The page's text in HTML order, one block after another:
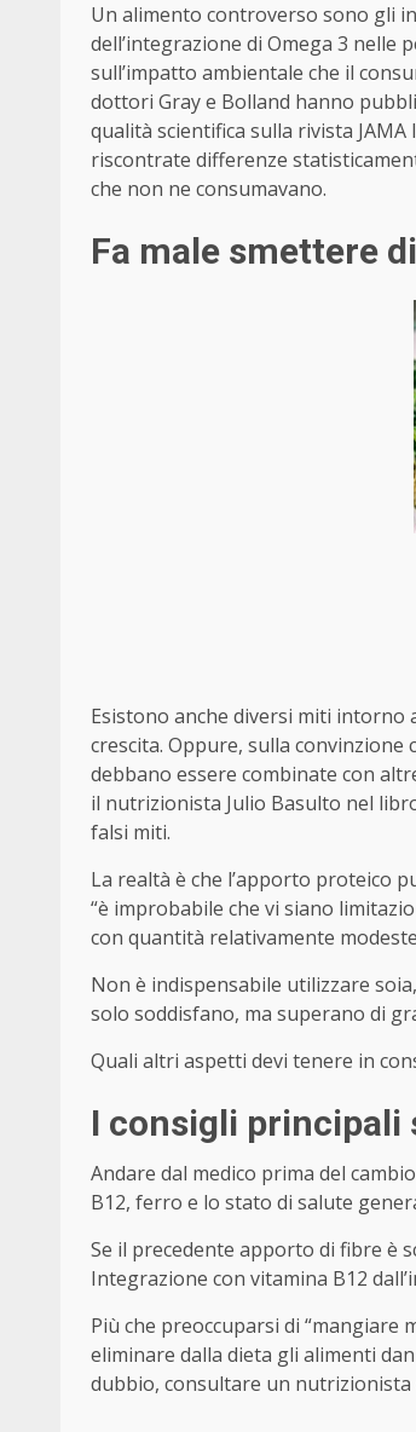
Un alimento controverso sono gli
dell’integrazione di Omega 3 nelle
sull’impatto ambientale che il
dottori Gray e Bolland hanno
qualità scientifica sulla rivista
riscontrate differenze
che non ne consumavano.
Fa male smettere
Esistono anche diversi miti intorno
crescita. Oppure, sulla
debbano essere combinate con
il nutrizionista Julio Basulto nel
falsi miti.
La realtà è che l’apporto proteico
“è improbabile che vi siano
con quantità relativamente
Non è indispensabile utilizzare
solo soddisfano, ma superano di
Quali altri aspetti devi tenere in
I consigli principali
Andare dal medico prima del
B12, ferro e lo stato di salute
Se il precedente apporto di fibre è
Integrazione con vitamina B12
Più che preoccuparsi di “mangiare
eliminare dalla dieta gli alimenti
dubbio, consultare un